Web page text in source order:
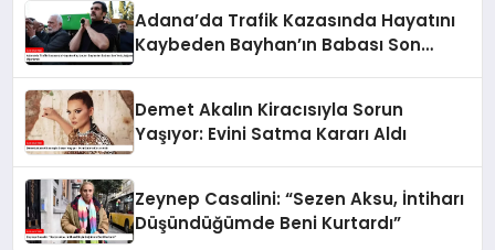
Adana’da Trafik Kazasında Hayatını
Kaybeden Bayhan’ın Babası Son
Demet Akalın Kiracısıyla Sorun
Yaşıyor: Evini Satma Kararı Aldı
Zeynep Casalini: “Sezen Aksu, İntiharı
Düşündüğümde Beni Kurtardı”